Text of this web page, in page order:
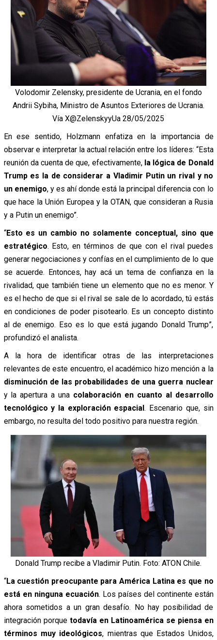
Volodomir Zelensky, presidente de Ucrania, en el fondo
Andrii Sybiha, Ministro de Asuntos Exteriores de Ucrania.
Vía X@ZelenskyyUa 28/05/2025
En ese sentido, Holzmann enfatiza en la importancia de
observar e interpretar la actual relación entre los líderes: “Esta
reunión da cuenta de que, efectivamente, la lógica de Donald
Trump es la de considerar a Vladimir Putin un rival y no
un enemigo, y es ahí donde está la principal diferencia con lo
que hace la Unión Europea y la OTAN, que consideran a Rusia
y a Putin un enemigo”.
“Esto es un cambio no solamente conceptual, sino que
estratégico. Esto, en términos de que con el rival puedes
generar negociaciones y confías en el cumplimiento de lo que
se acuerde. Entonces, hay acá un tema de confianza en la
rivalidad, que también tiene un elemento que no es menor. Y
es el hecho de que si el rival se sale de lo acordado, tú estás
en condiciones de poder pisotearlo. Es un concepto distinto
al de enemigo. Eso es lo que está jugando Donald Trump”,
profundizó el analista.
A la hora de identificar otras de las interpretaciones
relevantes de este encuentro, el académico hizo mención a la
disminución de las probabilidades de una guerra nuclear
y la apertura a una colaboración en cuanto al desarrollo
tecnológico y la exploración espacial. Escenario que, sin
embargo, no resulta del todo positivo para nuestra región.
Donald Trump recibe a Vladimir Putin. Foto: ATON Chile.
“La cuestión preocupante para América Latina es que no
está en ninguna ecuación. Los países del continente están
ahora sometidos a un gran desafío. No hay posibilidad de
integración porque todavía en Latinoamérica se piensa en
términos muy ideológicos, mientras que Estados Unidos,